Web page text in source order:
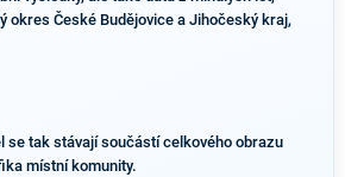
okres České Budějovice a Jihočeský kraj,
se tak stávají součástí celkového obrazu
místní komunity.